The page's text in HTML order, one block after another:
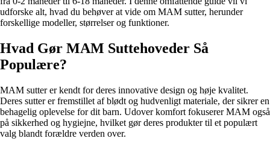
udforske alt, hvad du behøver at vide om MAM sutter, herunder
forskellige modeller, størrelser og funktioner.
Hvad Gør MAM Suttehoveder Så
Populære?
MAM sutter er kendt for deres innovative design og høje kvalitet.
Deres sutter er fremstillet af blødt og hudvenligt materiale, der sikrer en
behagelig oplevelse for dit barn. Udover komfort fokuserer MAM også
på sikkerhed og hygiejne, hvilket gør deres produkter til et populært
valg blandt forældre verden over.